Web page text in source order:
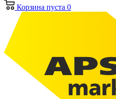
Корзина пуста 0